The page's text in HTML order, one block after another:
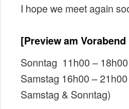
I hope we meet again
[Preview am
Sonntag 11h00 – 18h00
Samstag 16h00 –
Samstag & Sonntag)